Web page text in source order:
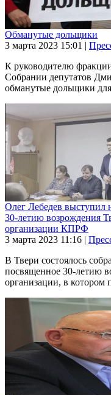
Обманутые дольщики
3 марта 2023 15:01 |
К руководителю
Собрании депутатов
обманутые дольщики
Олег Лебедев выступил
30-летию возрождения
организации КПРФ
3 марта 2023 11:16 |
В Твери состоялось
посвященное 30-летию
организации, в котором